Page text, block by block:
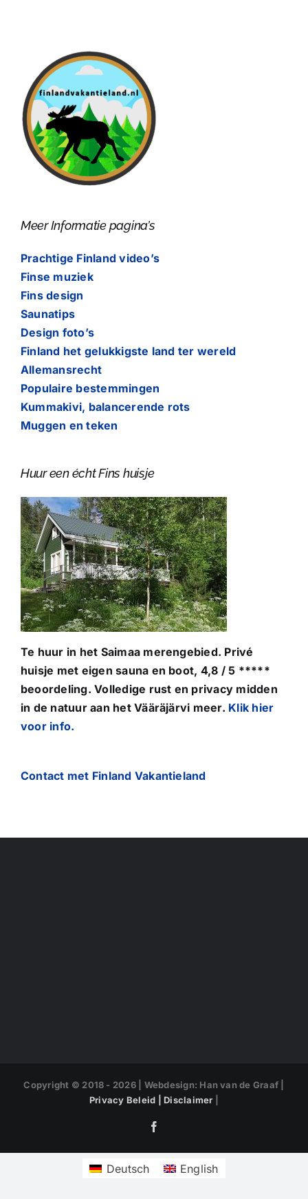
Meer Informatie pagina’s
Prachtige Finland video’s
Finse muziek
Fins design
Saunatips
Design foto’s
Finland het gelukkigste land ter wereld
Allemansrecht
Populaire bestemmingen
Kummakivi, balancerende rots
Muggen en teken
Huur een écht Fins huisje
Te huur in het Saimaa merengebied. Privé
huisje met eigen sauna en boot, 4,8 / 5 *****
beoordeling. Volledige rust en privacy midden
in de natuur aan het Vääräjärvi meer. Klik hier
voor info.
Contact met Finland Vakantieland
Copyright © 2018 - 2026 | Webdesign: Han van de Graaf |
Privacy Beleid |Disclaimer
Deutsch English